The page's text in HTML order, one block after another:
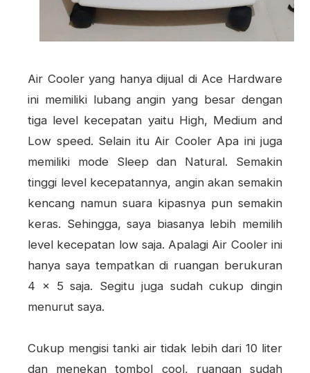
Air Cooler yang hanya dijual di Ace Hardware
ini memiliki lubang angin yang besar dengan
tiga level kecepatan yaitu High, Medium and
Low speed. Selain itu Air Cooler Apa ini juga
memiliki mode Sleep dan Natural. Semakin
tinggi level kecepatannya, angin akan semakin
kencang namun suara kipasnya pun semakin
keras. Sehingga, saya biasanya lebih memilih
level kecepatan low saja. Apalagi Air Cooler ini
hanya saya tempatkan di ruangan berukuran
4 x 5 saja. Segitu juga sudah cukup dingin
menurut saya.
Cukup mengisi tanki air tidak lebih dari 10 liter
dan menekan tombol cool, ruangan sudah